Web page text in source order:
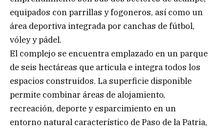
equipados con parrillas y fogoneros, así como un
área deportiva integrada por canchas de fútbol,
vóley y pádel.
El complejo se encuentra emplazado en un parque
de seis hectáreas que articula e integra todos los
espacios construidos. La superficie disponible
permite combinar áreas de alojamiento,
recreación, deporte y esparcimiento en un
entorno natural característico de Paso de la Patria,